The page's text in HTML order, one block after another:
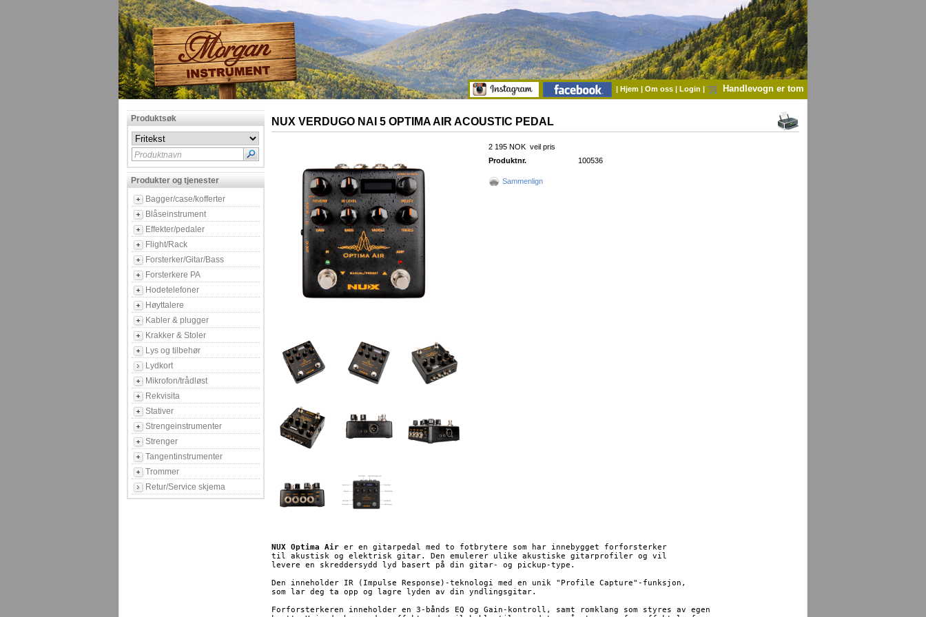
| Hjem | Om oss | Login | Handlevogn er tom
Produktsøk
Produktnavn
Produkter og tjenester
Bagger/case/kofferter
Blåseinstrument
Effekter/pedaler
Flight/Rack
Forsterker/Gitar/Bass
Forsterkere PA
Hodetelefoner
Høyttalere
Kabler & plugger
Krakker & Stoler
Lys og tilbehør
Lydkort
Mikrofon/trådløst
Rekvisita
Stativer
Strengeinstrumenter
Strenger
Tangentinstrumenter
Trommer
Retur/Service skjema
NUX VERDUGO NAI 5 OPTIMA AIR ACOUSTIC PEDAL
2 195 NOK veil pris
Produktnr.
100536
Sammenlign
NUX Optima Air er en gitarpedal med to fotbrytere som har innebygget forforsterker
til akustisk og elektrisk gitar. Den emulerer ulike akustiske gitarprofiler og vil
levere en skreddersydd lyd basert på din gitar- og pickup-type.
Den inneholder IR (Impulse Response)-teknologi med en unik "Profile Capture"-funksjon,
som lar deg ta opp og lagre lyden av din yndlingsgitar.
Forforsterkeren inneholder en 3-bånds EQ og Gain-kontroll, samt romklang som styres av egen